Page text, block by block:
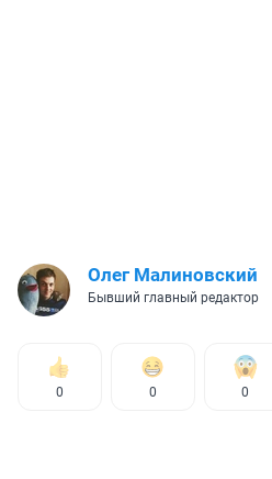
Олег Малиновский
Бывший главный редактор
0 0 0